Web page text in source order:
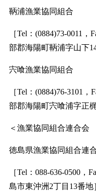
鞆浦漁業協同組合
［Tel：(0884)73-0011
部郡海陽町鞆浦字山下
宍喰漁業協同組合
［Tel：(0884)76-3101
部郡海陽町宍喰浦字正梶
＜漁業協同組合連合会
徳島県漁業協同組合連
［Tel：088-636-0500，
島市東沖洲2丁目13番地